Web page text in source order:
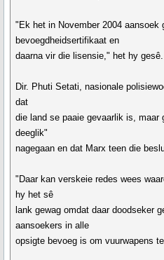
"Ek het in November 2004 aansoek
bevoegdheidsertifikaat en
daarna vir die lisensie," het hy gesê.
Dir. Phuti Setati, nasionale
dat
die land se paaie gevaarlik is, maar
deeglik"
nagegaan en dat Marx teen die
"Daar kan verskeie redes wees
hy het sê
lank gewag omdat daar doodseker
aansoekers in alle
opsigte bevoeg is om vuurwapens